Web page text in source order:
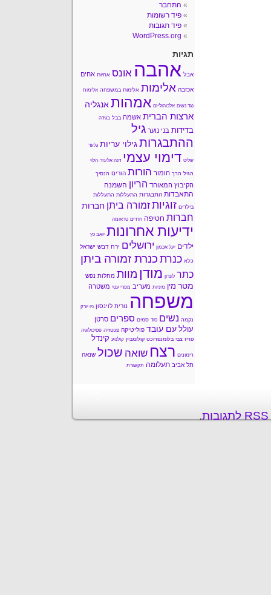
התחבר
פיד רשומות
פיד תגובות
WordPress.org
תגיות
אבל אהבה אונס אחיות אחים
אכזבה אלימות אלימות במשפחה אלימות
נגד נשים אלכוהוליזם אמהותאנגליה
ארצות הברית אשמה בבל בגידה
בדידות בני נוער גיל
ההתבגרות גילוי עריות גלעד
שליט דימוי עצמי דנה אלעזר-הלוי
הגיל הרך הומור הורות הורים הנסיך
הקיבוץ המאוחד הריון השמנה
התאבדות התבגרות התעללות התעללות
בילדים זוגיותזמורה ביתן חברוּת
חברות חטיפה חרדים טראומה
ידיעות אחרונות יואב כץ
ילדים יעל אכמון ירושלים ירח דבש ישראל
כלא כנרת כנרת זמורה ביתן
כתר לונדון מודן מוות מחלות נפש
מטר מין מיניות מעריב מפרי עטי משטרה
משפחה נורית לוינסון ניו יורק
נקמה נשים סוד סמים ספרים סרטן
עולל עם עובד פוליטיקה פנטזיה פסיכולוגיה
פריז צבי בלומנפרוכט קולומביין קולנוע קינדל
רימונים רצח שואה שכול שנאה
תל אביב תעלומה תקשורת
.